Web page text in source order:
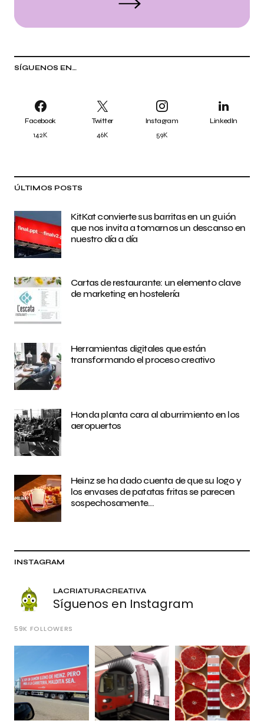
SÍGUENOS EN…
Facebook
142K
Twitter
46K
Instagram
59K
LinkedIn
ÚLTIMOS POSTS
KitKat convierte sus barritas en un guión
que nos invita a tomarnos un descanso en
nuestro día a día
Cartas de restaurante: un elemento clave
de marketing en hostelería
Herramientas digitales que están
transformando el proceso creativo
Honda planta cara al aburrimiento en los
aeropuertos
Heinz se ha dado cuenta de que su logo y
los envases de patatas fritas se parecen
sospechosamente…
INSTAGRAM
LACRIATURACREATIVA
Síguenos en Instagram
59K FOLLOWERS